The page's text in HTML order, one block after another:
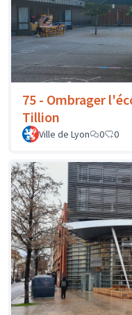
75 - Ombrager
Tillion
Ville de Lyon 0 0